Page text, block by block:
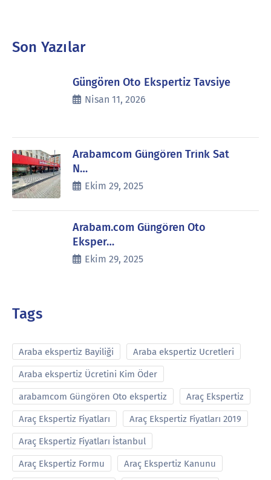
Son Yazılar
Güngören Oto Ekspertiz Tavsiye
Nisan 11, 2026
Arabamcom Güngören Trink Sat
N…
Ekim 29, 2025
Arabam.com Güngören Oto
Eksper…
Ekim 29, 2025
Tags
Araba ekspertiz Bayiliği Araba ekspertiz Ucretleri
Araba ekspertiz Ücretini Kim Öder
arabamcom Güngören Oto ekspertiz Araç Ekspertiz
Araç Ekspertiz Fiyatları Araç Ekspertiz Fiyatları 2019
Araç Ekspertiz Fiyatları İstanbul
Araç Ekspertiz Formu Araç Ekspertiz Kanunu